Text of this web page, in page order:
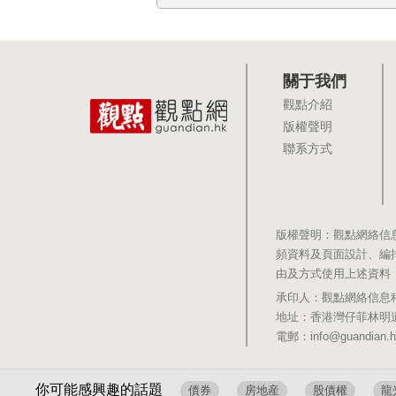
你可能感興趣的話題 債券 房地産 股債權 龍
關于我們
觀點介紹
版權聲明
聯系方式
版權聲明：觀點網絡
頻資料及頁面設計、編
由及方式使用上述資
承印人：觀點網絡信息
地址：香港灣仔菲林明
電郵：